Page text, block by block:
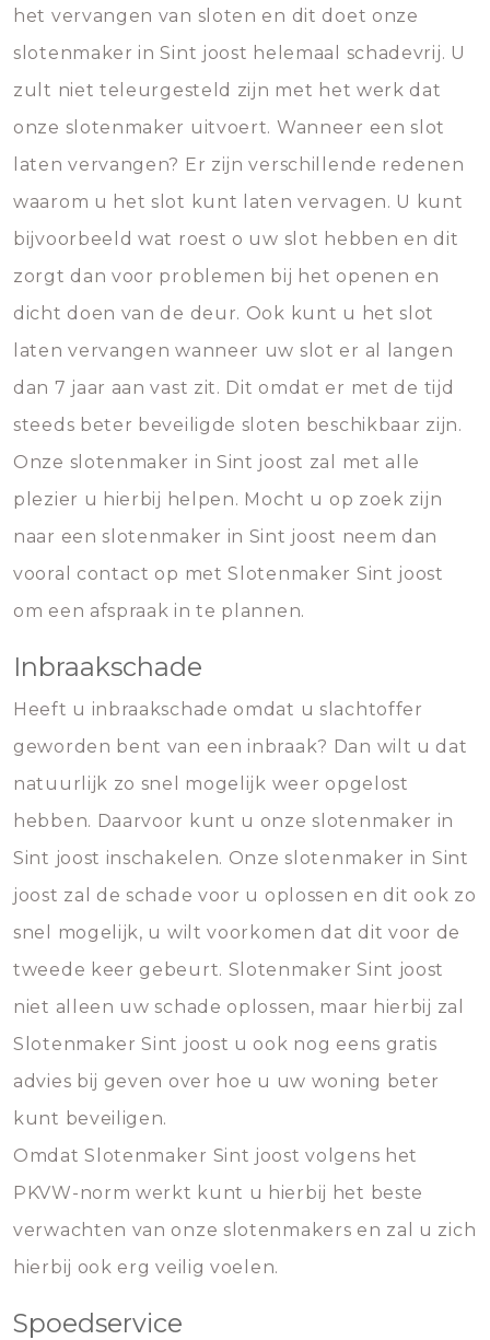
het vervangen van sloten en dit doet onze
slotenmaker in Sint joost helemaal schadevrij. U
zult niet teleurgesteld zijn met het werk dat
onze slotenmaker uitvoert. Wanneer een slot
laten vervangen? Er zijn verschillende redenen
waarom u het slot kunt laten vervagen. U kunt
bijvoorbeeld wat roest o uw slot hebben en dit
zorgt dan voor problemen bij het openen en
dicht doen van de deur. Ook kunt u het slot
laten vervangen wanneer uw slot er al langen
dan 7 jaar aan vast zit. Dit omdat er met de tijd
steeds beter beveiligde sloten beschikbaar zijn.
Onze slotenmaker in Sint joost zal met alle
plezier u hierbij helpen. Mocht u op zoek zijn
naar een slotenmaker in Sint joost neem dan
vooral contact op met Slotenmaker Sint joost
om een afspraak in te plannen.
Inbraakschade
Heeft u inbraakschade omdat u slachtoffer
geworden bent van een inbraak? Dan wilt u dat
natuurlijk zo snel mogelijk weer opgelost
hebben. Daarvoor kunt u onze slotenmaker in
Sint joost inschakelen. Onze slotenmaker in Sint
joost zal de schade voor u oplossen en dit ook zo
snel mogelijk, u wilt voorkomen dat dit voor de
tweede keer gebeurt. Slotenmaker Sint joost
niet alleen uw schade oplossen, maar hierbij zal
Slotenmaker Sint joost u ook nog eens gratis
advies bij geven over hoe u uw woning beter
kunt beveiligen.
Omdat Slotenmaker Sint joost volgens het
PKVW-norm werkt kunt u hierbij het beste
verwachten van onze slotenmakers en zal u zich
hierbij ook erg veilig voelen.
Spoedservice